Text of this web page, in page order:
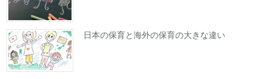
日本の保育と海外の保育の大きな違い